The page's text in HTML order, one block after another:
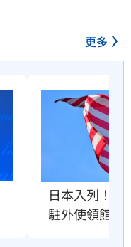
更多
日本入列！爆
駐外使領館」